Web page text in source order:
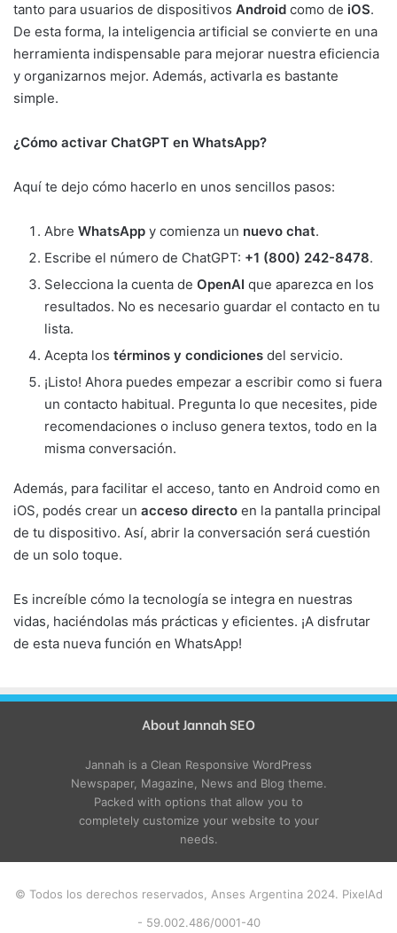
tanto para usuarios de dispositivos Android como de iOS.
De esta forma, la inteligencia artificial se convierte en una
herramienta indispensable para mejorar nuestra eficiencia
y organizarnos mejor. Además, activarla es bastante
simple.
¿Cómo activar ChatGPT en WhatsApp?
Aquí te dejo cómo hacerlo en unos sencillos pasos:
Abre WhatsApp y comienza un nuevo chat.
Escribe el número de ChatGPT: +1 (800) 242-8478.
Selecciona la cuenta de OpenAI que aparezca en los
resultados. No es necesario guardar el contacto en tu
lista.
Acepta los términos y condiciones del servicio.
¡Listo! Ahora puedes empezar a escribir como si fuera
un contacto habitual. Pregunta lo que necesites, pide
recomendaciones o incluso genera textos, todo en la
misma conversación.
Además, para facilitar el acceso, tanto en Android como en
iOS, podés crear un acceso directo en la pantalla principal
de tu dispositivo. Así, abrir la conversación será cuestión
de un solo toque.
Es increíble cómo la tecnología se integra en nuestras
vidas, haciéndolas más prácticas y eficientes. ¡A disfrutar
de esta nueva función en WhatsApp!
About Jannah SEO
Jannah is a Clean Responsive WordPress
Newspaper, Magazine, News and Blog theme.
Packed with options that allow you to
completely customize your website to your
needs.
© Todos los derechos reservados, Anses Argentina 2024. PixelAd
- 59.002.486/0001-40